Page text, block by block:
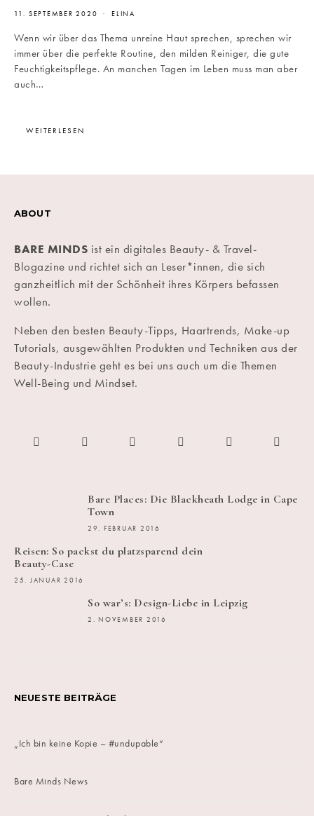
11. SEPTEMBER 2020 ELINA
Wenn wir über das Thema unreine Haut sprechen, sprechen wir
immer über die perfekte Routine, den milden Reiniger, die gute
Feuchtigkeitspflege. An manchen Tagen im Leben muss man aber
auch…
WEITERLESEN
ABOUT
BARE MINDS ist ein digitales Beauty- & Travel-
Blogazine und richtet sich an Leser*innen, die sich
ganzheitlich mit der Schönheit ihres Körpers befassen
wollen.
Neben den besten Beauty-Tipps, Haartrends, Make-up
Tutorials, ausgewählten Produkten und Techniken aus der
Beauty-Industrie geht es bei uns auch um die Themen
Well-Being und Mindset.
Bare Places: Die Blackheath Lodge in Cape
Town
29. FEBRUAR 2016
Reisen: So packst du platzsparend dein
Beauty-Case
25. JANUAR 2016
So war’s: Design-Liebe in Leipzig
2. NOVEMBER 2016
NEUESTE BEITRÄGE
„Ich bin keine Kopie – #undupable“
Bare Minds News